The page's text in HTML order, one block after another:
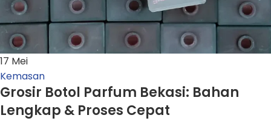
17 Mei
Kemasan
Grosir Botol Parfum Bekasi: Bahan
Lengkap & Proses Cepat